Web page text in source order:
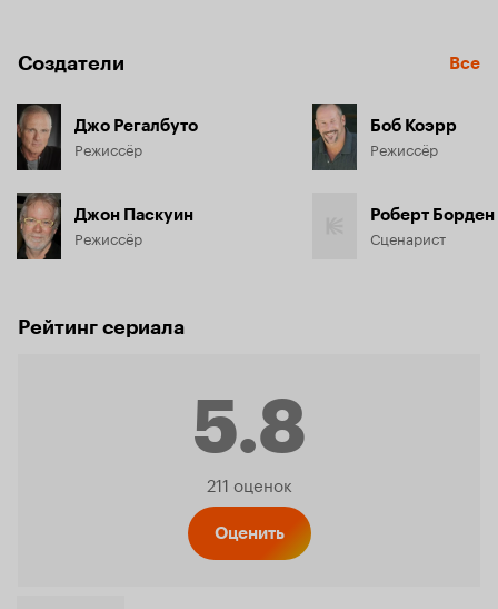
Создатели Все
Джо Регалбуто
Режиссёр
Джон Паскуин
Режиссёр
Боб Коэрр
Режиссёр
Роберт Борден
Сценарист
Рейтинг сериала
5.8
Рейтинг
211 оценок
Оценить